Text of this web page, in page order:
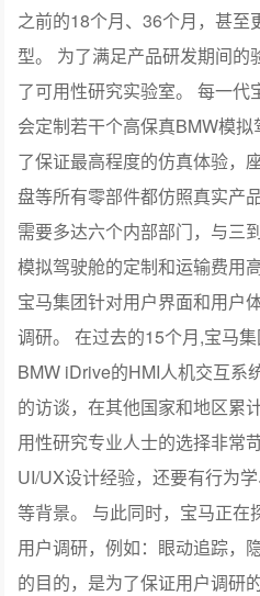
之前的18个月、36个月，甚至
型。 为了满足产品研发期间的
了可用性研究实验室。 每一
会定制若干个高保真BMW模
了保证最高程度的仿真体验，
盘等所有零部件都仿照真实产
需要多达六个内部部门，与三
模拟驾驶舱的定制和运输费用
宝马集团针对用户界面和用户
调研。 在过去的15个月,宝马
BMW iDrive的HMI人机交互系
的访谈，在其他国家和地区累
用性研究专业人士的选择非常
UI/UX设计经验，还要有行为
等背景。 与此同时，宝马正在
用户调研，例如：眼动追踪，
的目的，是为了保证用户调研